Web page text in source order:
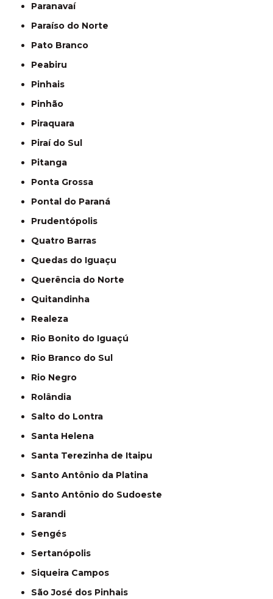
Paranavaí
Paraíso do Norte
Pato Branco
Peabiru
Pinhais
Pinhão
Piraquara
Piraí do Sul
Pitanga
Ponta Grossa
Pontal do Paraná
Prudentópolis
Quatro Barras
Quedas do Iguaçu
Querência do Norte
Quitandinha
Realeza
Rio Bonito do Iguaçú
Rio Branco do Sul
Rio Negro
Rolândia
Salto do Lontra
Santa Helena
Santa Terezinha de Itaipu
Santo Antônio da Platina
Santo Antônio do Sudoeste
Sarandi
Sengés
Sertanópolis
Siqueira Campos
São José dos Pinhais